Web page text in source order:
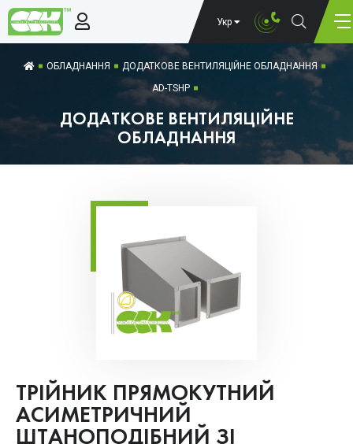
Укр
ОБЛАДНАННЯ
ДОДАТКОВЕ ВЕНТИЛЯЦІЙНЕ ОБЛАДНАННЯ
AD-TSHP
ДОДАТКОВЕ ВЕНТИЛЯЦІЙНЕ
ОБЛАДНАННЯ
ТРІЙНИК ПРЯМОКУТНИЙ
АСИМЕТРИЧНИЙ
ШТАНОПОДІБНИЙ ЗІ